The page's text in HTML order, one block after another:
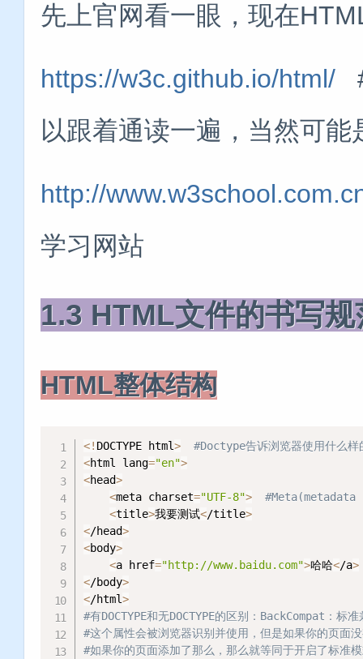
先上官网看一眼，现在
https://w3c.github.io/html/
以跟着通读一遍，当然可
http://
学习网站
1.3 HTML文件的书写规
HTML整体结构
<! DOCTYPE html>
#Doctype告诉浏览器使用什么
<html lang="en">
<head>
<meta charset="UTF-8">
#Meta(metadata
<title>我要测试</title>
</head>
<body>
<a href="http://www.baidu.com">哈哈</a>
</body>
</html>
#有DOCTYPE和无DOCTYPE的区别：BackCompat
#这个属性会被浏览器识别并使用，但是如果你的页面
#如果你的页面添加了那么，那么就等同于开启了标准